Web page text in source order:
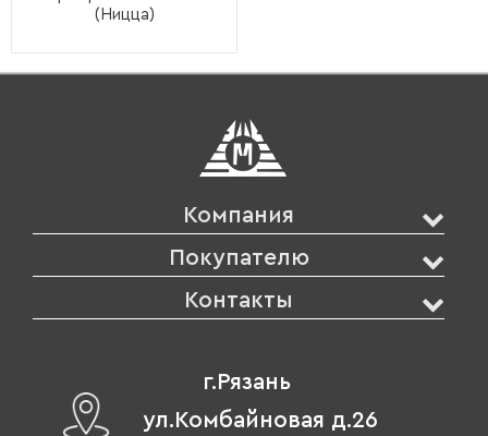
(Ницца)
Компания
Покупателю
Контакты
г.Рязань
ул.Комбайновая д.26